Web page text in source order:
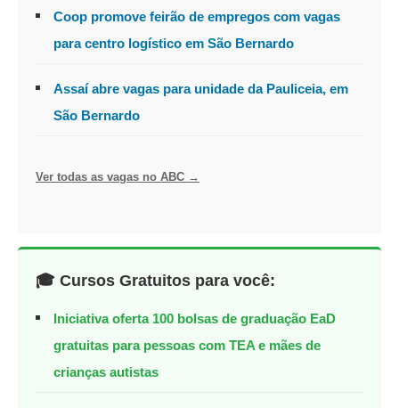
Coop promove feirão de empregos com vagas
para centro logístico em São Bernardo
Assaí abre vagas para unidade da Pauliceia, em
São Bernardo
Ver todas as vagas no ABC →
🎓 Cursos Gratuitos para você:
Iniciativa oferta 100 bolsas de graduação EaD
gratuitas para pessoas com TEA e mães de
crianças autistas